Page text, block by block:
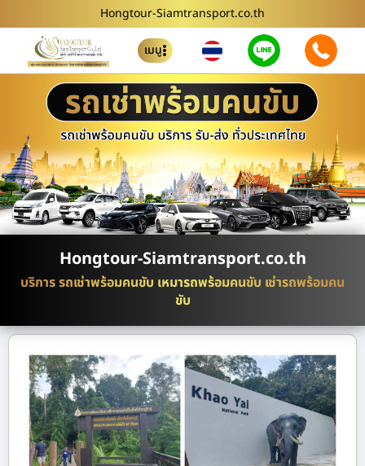
Hongtour-Siamtransport.co.th
เมนู
Hongtour-Siamtransport.co.th
บริการ รถเช่าพร้อมคนขับ เหมารถพร้อมคนขับ เช่ารถพร้อมคน
ขับ